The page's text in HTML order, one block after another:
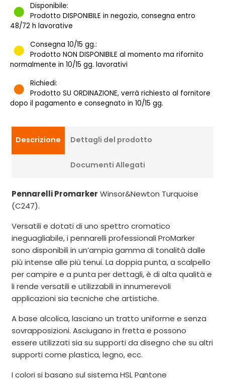
Disponibile:
Prodotto DISPONIBILE in negozio, consegna entro
48/72 h lavorative
Consegna 10/15 gg.:
Prodotto NON DISPONIBILE al momento ma rifornito
normalmente in 10/15 gg. lavorativi
Richiedi:
Prodotto SU ORDINAZIONE, verrà richiesto al fornitore
dopo il pagamento e consegnato in 10/15 gg.
Descrizione Dettagli del prodotto
Documenti Allegati
Pennarelli Promarker Winsor&Newton Turquoise
(C247).
Versatili e dotati di uno spettro cromatico
ineguagliabile, i pennarelli professionali ProMarker
sono disponibili in un’ampia gamma di tonalità dalle
più intense alle più tenui. La doppia punta, a scalpello
per campire e a punta per dettagli, è di alta qualità e
li rende versatili e utilizzabili in innumerevoli
applicazioni sia tecniche che artistiche.
A base alcolica, lasciano un tratto uniforme e senza
sovrapposizioni. Asciugano in fretta e possono
essere utilizzati sia su supporti da disegno che su altri
supporti come plastica, legno, ecc.
I colori si basano sul sistema HSL Pantone